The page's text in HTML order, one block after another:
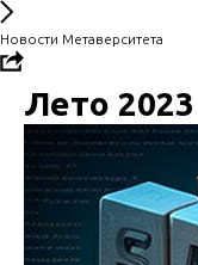
Новости Метаверситета
Лето 2023